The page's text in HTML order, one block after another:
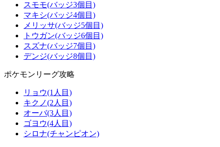
スモモ(バッジ3個目)
マキシ(バッジ4個目)
メリッサ(バッジ5個目)
トウガン(バッジ6個目)
スズナ(バッジ7個目)
デンジ(バッジ8個目)
ポケモンリーグ攻略
リョウ(1人目)
キクノ(2人目)
オーバ(3人目)
ゴヨウ(4人目)
シロナ(チャンピオン)